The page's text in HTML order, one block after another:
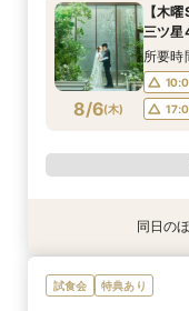
8/6(木)
【木
三ツ星
所要時
特典あり
【30
数婚向
特典あり
【料理
モダン
同日の
試食会 特典あり